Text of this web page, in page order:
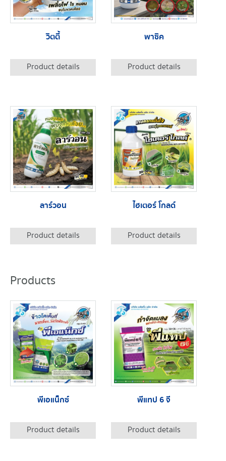
วิตตี้
Product details
พาซิค
Product details
ลาร์วอน
Product details
ไฮเตอร์ โกลด์
Product details
Products
พีเอแน็กซ์
Product details
พีแทป 6 จี
Product details